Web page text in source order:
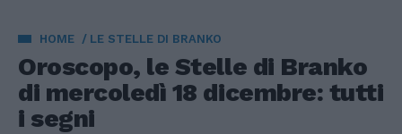
HOME LE STELLE DI BRANKO
Oroscopo, le Stelle di Branko
di mercoledì 18 dicembre: tutti
i segni